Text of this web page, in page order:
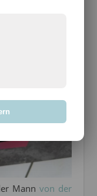
Mann von der